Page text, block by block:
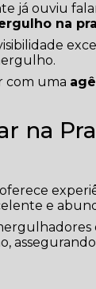
já ouviu
na
com uma
na
oferece
e